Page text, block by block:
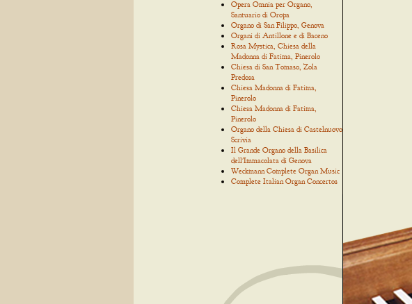
Opera Omnia per Organo,
Santuario di Oropa
Organo di San Filippo, Genova
Organi di Antillone e di Baceno
Rosa Mystica, Chiesa della
Madonna di Fatima, Pinerolo
Chiesa di San Tomaso, Zola
Predosa
Chiesa Madonna di Fatima,
Pinerolo
Chiesa Madonna di Fatima,
Pinerolo
Organo della Chiesa di Castelnuovo
Scrivia
Il Grande Organo della Basilica
dell'Immacolata di Genova
Weckmann Complete Organ Music
Complete Italian Organ Concertos